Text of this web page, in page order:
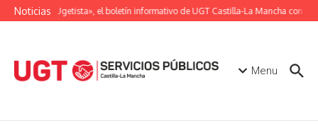
Saltar al contenido
Noticias
«Unión Ugetista», el boletín informativo de UGT Castilla-La Mancha con
Menu